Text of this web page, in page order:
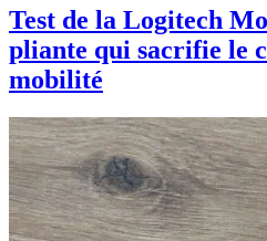
Test de la Logitech
pliante qui sacrifie le
mobilité